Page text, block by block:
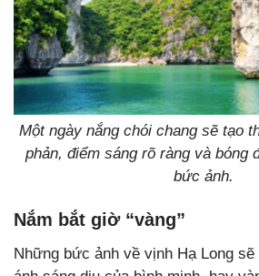
Một ngày nắng chói chang sẽ tạo
phản, điểm sáng rõ ràng và bóng
bức ảnh.
Nắm bắt giờ “vàng”
Những bức ảnh về vịnh Hạ Long